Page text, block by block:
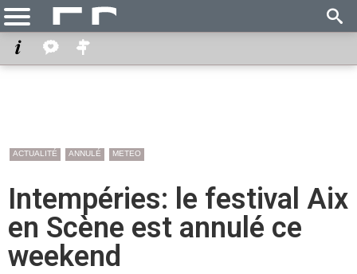
ACTUALITÉ ANNULÉ METEO
Intempéries: le festival Aix
en Scène est annulé ce
weekend